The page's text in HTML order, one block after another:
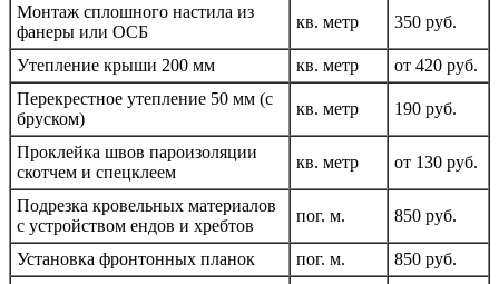
Монтаж сплошного настила из
фанеры или ОСБ
кв. метр 350 руб.
Утепление крыши 200 мм кв. метр
от 420 руб.
Перекрестное утепление 50 мм (с
бруском)
кв. метр 190 руб.
Проклейка швов пароизоляции
скотчем и спецклеем
кв. метр от 130 руб.
Подрезка кровельных материалов
с устройством ендов и хребтов
пог. м. 850 руб.
Установка фронтонных планок пог. м.
850 руб.